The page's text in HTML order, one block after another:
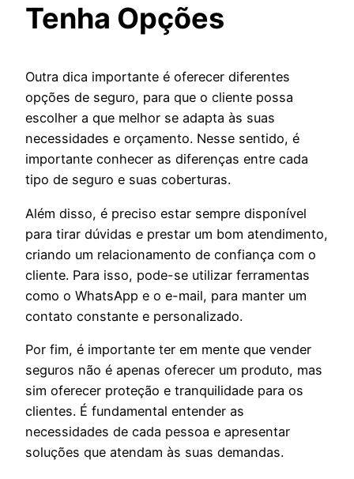
Tenha Opções
Outra dica importante é oferecer diferentes
opções de seguro, para que o cliente possa
escolher a que melhor se adapta às suas
necessidades e orçamento. Nesse sentido, é
importante conhecer as diferenças entre cada
tipo de seguro e suas coberturas.
Além disso, é preciso estar sempre disponível
para tirar dúvidas e prestar um bom atendimento,
criando um relacionamento de confiança com o
cliente. Para isso, pode-se utilizar ferramentas
como o WhatsApp e o e-mail, para manter um
contato constante e personalizado.
Por fim, é importante ter em mente que vender
seguros não é apenas oferecer um produto, mas
sim oferecer proteção e tranquilidade para os
clientes. É fundamental entender as
necessidades de cada pessoa e apresentar
soluções que atendam às suas demandas.